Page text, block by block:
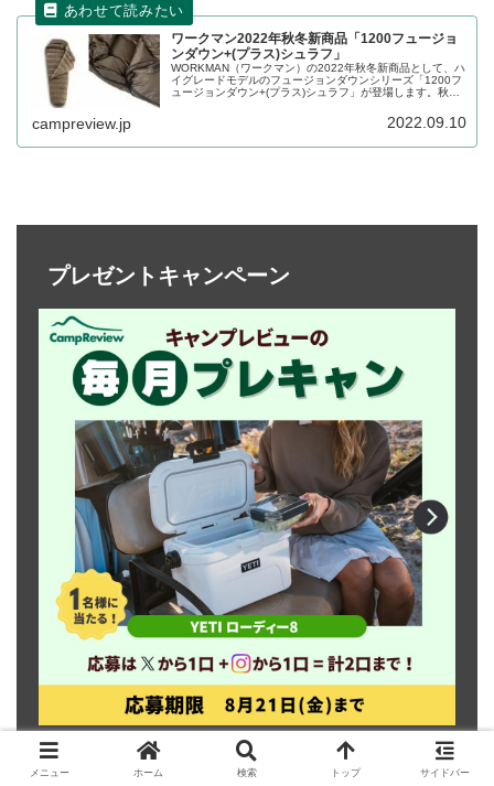
ワークマン2022年秋冬新商品「1200フュージョ
ンダウン+(プラス)シュラフ」
WORKMAN（ワークマン）の2022年秋冬新商品として、ハ
イグレードモデルのフュージョンダウンシリーズ「1200フ
ュージョンダウン+(プラス)シュラフ」が登場します。秋冬
campreview.jp 2022.09.10
プレゼントキャンペーン
X（旧Twitter）で詳しく
メニュー ホーム 検索 トップ サイドバー